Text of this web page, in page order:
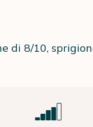
di 8/10,